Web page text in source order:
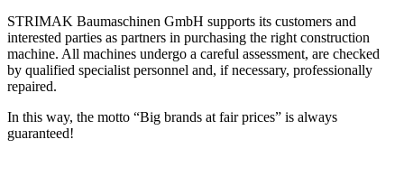
STRIMAK Baumaschinen GmbH supports its customers and
interested parties as partners in purchasing the right construction
machine. All machines undergo a careful assessment, are checked
by qualified specialist personnel and, if necessary, professionally
repaired.
In this way, the motto “Big brands at fair prices” is always
guaranteed!